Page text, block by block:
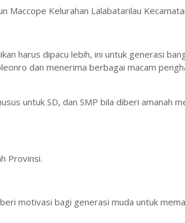
Maccope Kelurahan Lalabatarilau
harus dipacu lebih, ini untuk generasi
dan menerima berbagai macam
untuk SD, dan SMP bila diberi amanah
Provinsi.
motivasi bagi generasi muda untuk